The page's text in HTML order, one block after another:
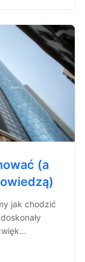
(a
jak chodzić